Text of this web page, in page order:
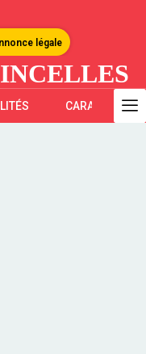
légale
CARAÏBES